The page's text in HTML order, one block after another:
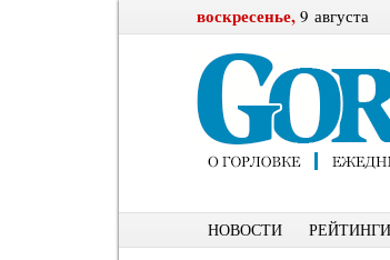
воскресенье, 9 августа
НОВОСТИ РЕЙТИНГИ